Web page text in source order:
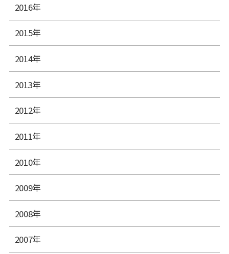
2016年
2015年
2014年
2013年
2012年
2011年
2010年
2009年
2008年
2007年